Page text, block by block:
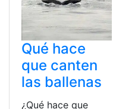
Qué hace
que canten
las ballenas
¿Qué hace que